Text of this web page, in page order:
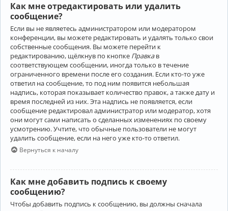
Как мне отредактировать или удалить
сообщение?
Если вы не являетесь администратором или модератором
конференции, вы можете редактировать и удалять только свои
собственные сообщения. Вы можете перейти к
редактированию, щёлкнув по кнопке Правкав
соответствующем сообщении, иногда только в течение
ограниченного времени после его создания. Если кто-то уже
ответил на сообщение, то под ним появится небольшая
надпись, которая показывает количество правок, а также дату и
время последней из них. Эта надпись не появляется, если
сообщение редактировал администратор или модератор, хотя
они могут сами написать о сделанных изменениях по своему
усмотрению. Учтите, что обычные пользователи не могут
удалить сообщение, если на него уже кто-то ответил.
Вернуться к началу
Как мне добавить подпись к своему
сообщению?
Чтобы добавить подпись к сообщению, вы должны сначала